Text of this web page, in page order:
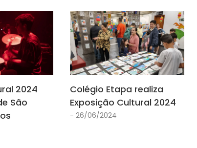
2024
São
Colégio Etapa realiza
Exposição Cultural 2024
- 26/06/2024